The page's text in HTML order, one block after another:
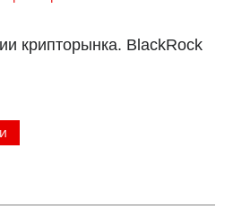
крипторынка. BlackRock